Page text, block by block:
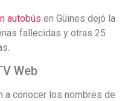
autobús en Güines dejó la
fallecidas y otras 25
Web
a conocer los nombres de